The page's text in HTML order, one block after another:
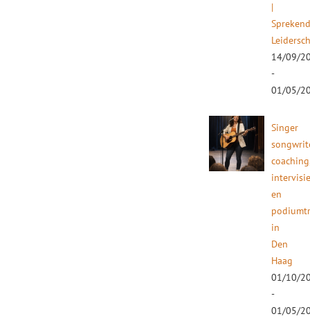
|
14/09/
-
01/05/
Singer
en
in
Den
Haag
01/10/
-
01/05/